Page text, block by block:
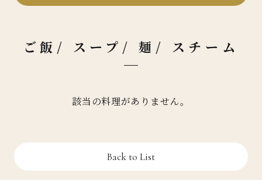
ご飯/ スープ/ 麺/ スチーム
該当の料理がありません。
Back to List